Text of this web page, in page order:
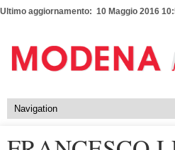
Ultimo aggiornamento: 10 Maggio 2016